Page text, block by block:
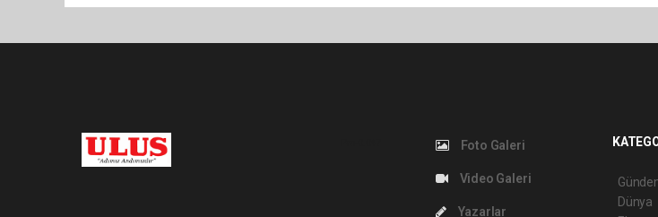
Foto Galeri
Video Galeri
Yazarlar
Dünya